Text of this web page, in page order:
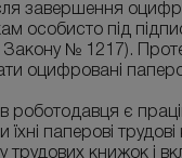
завершення
особисто під
№ 1217).
оцифровані
роботодавця є
їхні паперові
трудових книжок і